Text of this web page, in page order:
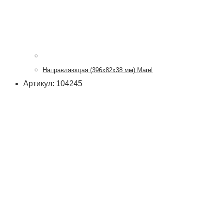
Направляющая (396х82х38 мм) Marel
Артикул: 104245